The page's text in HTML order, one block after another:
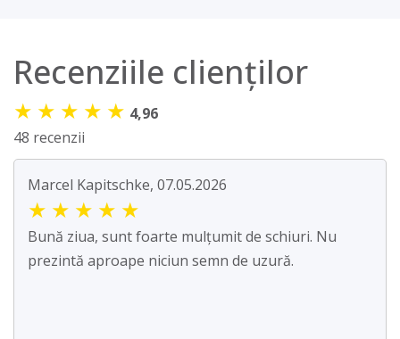
Recenziile clienților
★ ★ ★ ★ ★ 4,96
48 recenzii
Marcel Kapitschke, 07.05.2026
★ ★ ★ ★ ★
Bună ziua, sunt foarte mulțumit de schiuri. Nu
prezintă aproape niciun semn de uzură.